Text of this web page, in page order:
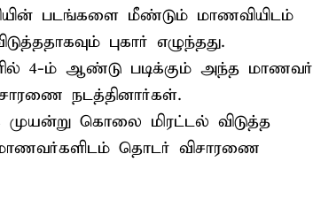
படங்களை மீண்டும் மாணவியிடம்
புகார் எழுந்தது.
4-ம் ஆண்டு படிக்கும் அந்த மாணவர்
நடத்தினார்கள்.
கொலை மிரட்டல் விடுத்த
தொடர் விசாரணை